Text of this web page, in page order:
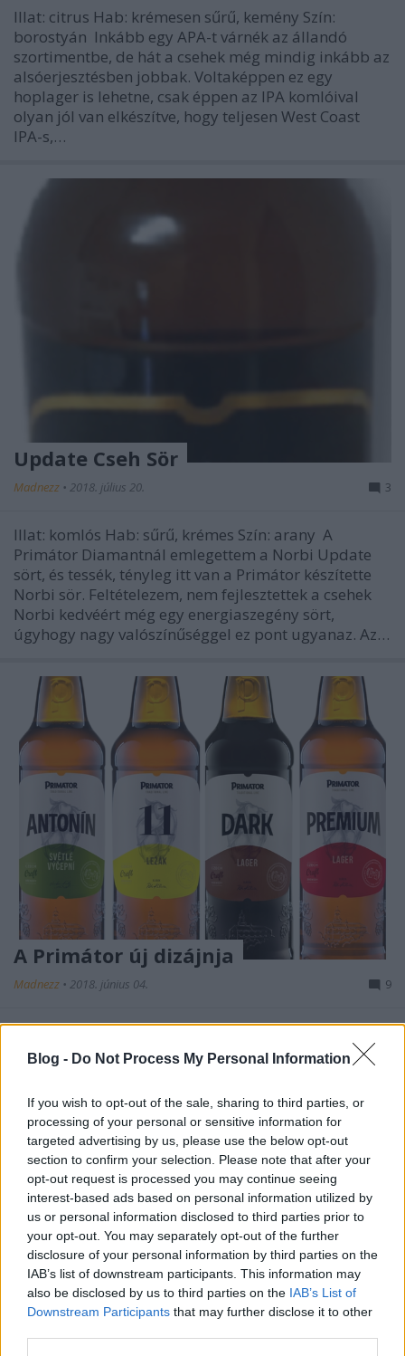
Blog - Do Not Process My Personal Information
If you wish to opt-out of the sale, sharing to third parties, or
processing of your personal or sensitive information for
targeted advertising by us, please use the below opt-out
section to confirm your selection. Please note that after your
opt-out request is processed you may continue seeing
interest-based ads based on personal information utilized by
us or personal information disclosed to third parties prior to
your opt-out. You may separately opt-out of the further
disclosure of your personal information by third parties on the
IAB’s list of downstream participants. This information may
also be disclosed by us to third parties on the IAB’s List of
Downstream Participants that may further disclose it to other
Illat: citrus Hab: krémesen sűrű, kemény Szín:
borostyán Inkább egy APA-t várnék az állandó
szortimentbe, de hát a csehek még mindig inkább az
alsóerjesztésben jobbak. Voltaképpen ez egy
hoplager is lehetne, csak éppen az IPA komlóival
olyan jól van elkészítve, hogy teljesen West Coast
IPA-s,…
Update Cseh Sör
Madnezz • 2018. július 20. 3
Illat: komlós Hab: sűrű, krémes Szín: arany A
Primátor Diamantnál emlegettem a Norbi Update
sört, és tessék, tényleg itt van a Primátor készítette
Norbi sör. Feltételezem, nem fejlesztettek a csehek
Norbi kedvéért még egy energiaszegény sört,
úgyhogy nagy valószínűséggel ez pont ugyanaz. Az…
A Primátor új dizájnja
Madnezz • 2018. június 04. 9
Sok cseh gyártónak van saját, egyedi palackja, de
nem mindenkinek. A Primátorokat eddig sima
üvegben árulták szép, hagyományos kinézetű
söreik egyedi formájú dombornyomásos üveget és
modern, letisztult címkét kaptak. Az alapsörök, a
különleges és a…